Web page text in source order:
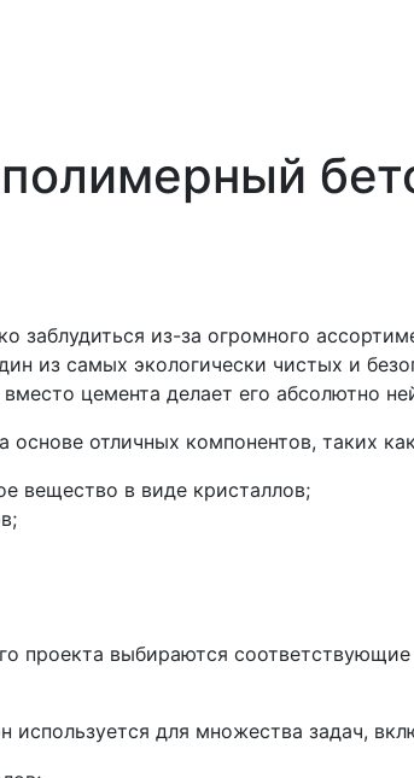
заблудиться из-за огромного
из самых экологически чистых и
цемента делает его абсолютно
отличных компонентов, таких
вещество в виде кристаллов;
проекта выбираются
используется для множества задач,